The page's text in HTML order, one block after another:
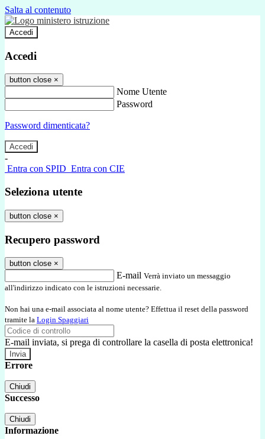
Salta al contenuto
Accedi
Accedi
button close ×
Nome Utente
Password
Password dimenticata?
-
Entra con SPID Entra con CIE
Seleziona utente
button close ×
Recupero password
button close ×
E-mail Verrà inviato un messaggio
all'indirizzo indicato con le istruzioni necessarie.
Non hai una e-mail associata al nome utente? Effettua il reset della password
tramite la Login Spaggiari
E-mail inviata, si prega di controllare la casella di posta elettronica!
Errore
Chiudi
Successo
Chiudi
Informazione